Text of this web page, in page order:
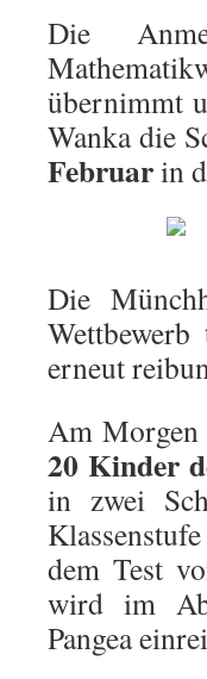
Die
übernimmt
Wanka die
Februarin
Die
erneut
Am Morgen
20 Kinder
in zwei
dem Test
wird im
Pangea